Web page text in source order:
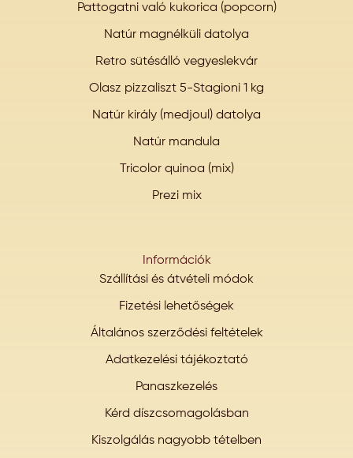
Pattogatni való kukorica (popcorn)
Natúr magnélküli datolya
Retro sütésálló vegyeslekvár
Olasz pizzaliszt 5-Stagioni 1 kg
Natúr király (medjoul) datolya
Natúr mandula
Tricolor quinoa (mix)
Prezi mix
Információk
Szállítási és átvételi módok
Fizetési lehetőségek
Általános szerződési feltételek
Adatkezelési tájékoztató
Panaszkezelés
Kérd díszcsomagolásban
Kiszolgálás nagyobb tételben